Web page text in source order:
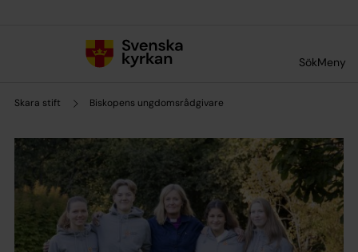
SökMeny
Skara stift Biskopens ungdomsrådgivare